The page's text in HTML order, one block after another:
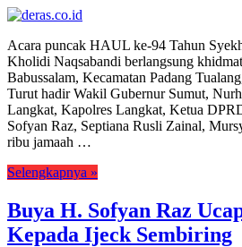
Acara puncak HAUL ke-94 Tahun
Kholidi Naqsabandi berlangsung
Babussalam, Kecamatan Padang
Turut hadir Wakil Gubernur Sumut,
Langkat, Kapolres Langkat, Ketua
Sofyan Raz, Septiana Rusli Zainal,
ribu jamaah …
Selengkapnya »
Buya H. Sofyan Raz
Kepada Ijeck Sembiring